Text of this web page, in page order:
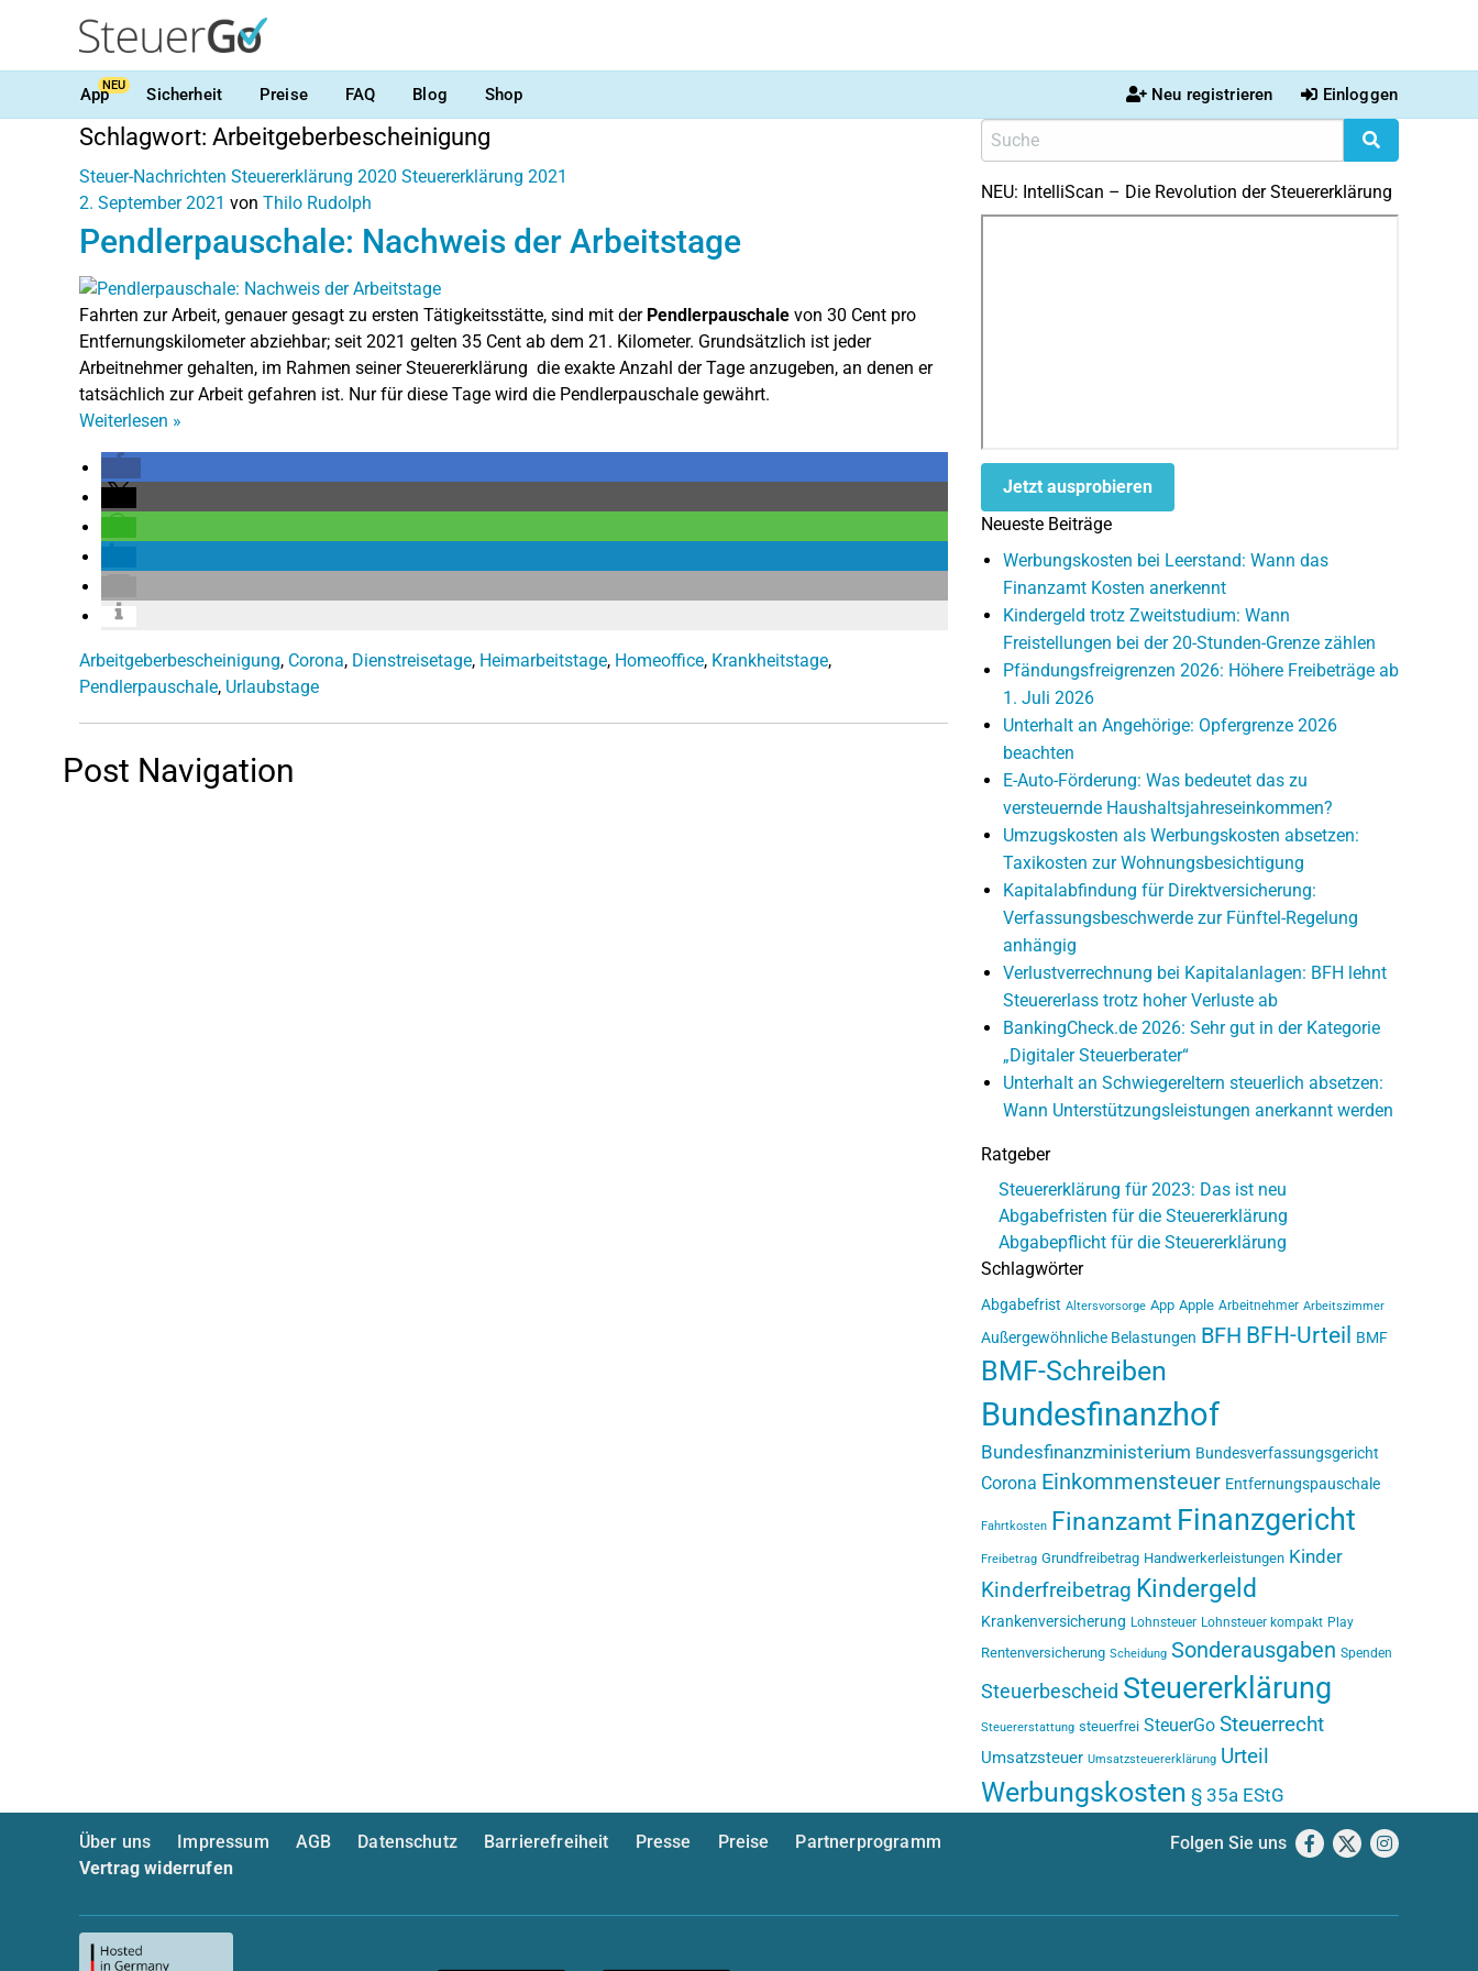
AppNEU Sicherheit Preise FAQ Blog Shop Neu registrieren Einloggen
Schlagwort: Arbeitgeberbescheinigung
Steuer-Nachrichten Steuererklärung 2020 Steuererklärung 2021
2. September 2021 von Thilo Rudolph
Pendlerpauschale: Nachweis der Arbeitstage
Fahrten zur Arbeit, genauer gesagt zu ersten Tätigkeitsstätte, sind mit der Pendlerpauschale von 30 Cent pro
Entfernungskilometer abziehbar; seit 2021 gelten 35 Cent ab dem 21. Kilometer. Grundsätzlich ist jeder
Arbeitnehmer gehalten, im Rahmen seiner Steuererklärung die exakte Anzahl der Tage anzugeben, an denen er
tatsächlich zur Arbeit gefahren ist. Nur für diese Tage wird die Pendlerpauschale gewährt.
Weiterlesen »
Arbeitgeberbescheinigung, Corona, Dienstreisetage, Heimarbeitstage, Homeoffice, Krankheitstage,
Pendlerpauschale, Urlaubstage
Post Navigation
NEU: IntelliScan – Die Revolution der Steuererklärung
Jetzt ausprobieren
Neueste Beiträge
Werbungskosten bei Leerstand: Wann das
Finanzamt Kosten anerkennt
Kindergeld trotz Zweitstudium: Wann
Freistellungen bei der 20-Stunden-Grenze zählen
Pfändungsfreigrenzen 2026: Höhere Freibeträge ab
1. Juli 2026
Unterhalt an Angehörige: Opfergrenze 2026
beachten
E-Auto-Förderung: Was bedeutet das zu
versteuernde Haushaltsjahreseinkommen?
Umzugskosten als Werbungskosten absetzen:
Taxikosten zur Wohnungsbesichtigung
Kapitalabfindung für Direktversicherung:
Verfassungsbeschwerde zur Fünftel-Regelung
anhängig
Verlustverrechnung bei Kapitalanlagen: BFH lehnt
Steuererlass trotz hoher Verluste ab
BankingCheck.de 2026: Sehr gut in der Kategorie
„Digitaler Steuerberater“
Unterhalt an Schwiegereltern steuerlich absetzen:
Wann Unterstützungsleistungen anerkannt werden
Ratgeber
Steuererklärung für 2023: Das ist neu
Abgabefristen für die Steuererklärung
Abgabepflicht für die Steuererklärung
Schlagwörter
Abgabefrist Altersvorsorge App Apple Arbeitnehmer Arbeitszimmer
Außergewöhnliche Belastungen BFH BFH-Urteil BMF
BMF-Schreiben
Bundesfinanzhof
Bundesfinanzministerium Bundesverfassungsgericht
Corona Einkommensteuer Entfernungspauschale
Fahrtkosten Finanzamt Finanzgericht
Freibetrag Grundfreibetrag Handwerkerleistungen Kinder
Kinderfreibetrag Kindergeld
Krankenversicherung Lohnsteuer Lohnsteuer kompakt Play
Rentenversicherung Scheidung Sonderausgaben Spenden
Steuerbescheid Steuererklärung
Steuererstattung steuerfrei SteuerGo Steuerrecht
Umsatzsteuer Umsatzsteuererklärung Urteil
Werbungskosten § 35a EStG
Über uns Impressum AGB Datenschutz Barrierefreiheit Presse Preise
Partnerprogramm
Vertrag widerrufen
Folgen Sie uns Facebook
X Instagram